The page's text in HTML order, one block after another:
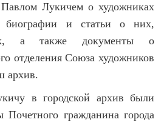
Лукичем о художниках
биографии и статьи о них,
а также документы о
отделения Союза художников
архив.
в городской архив были
Почетного гражданина города